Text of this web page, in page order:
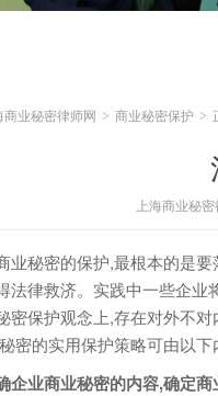
商业秘密律师网 > 商业秘密保护 >
上海商业秘
秘密的保护,最根本的是要
法律救济。实践中一些企
密保护观念上,存在对外不
密的实用保护策略可由以下
企业商业秘密的内容,确定